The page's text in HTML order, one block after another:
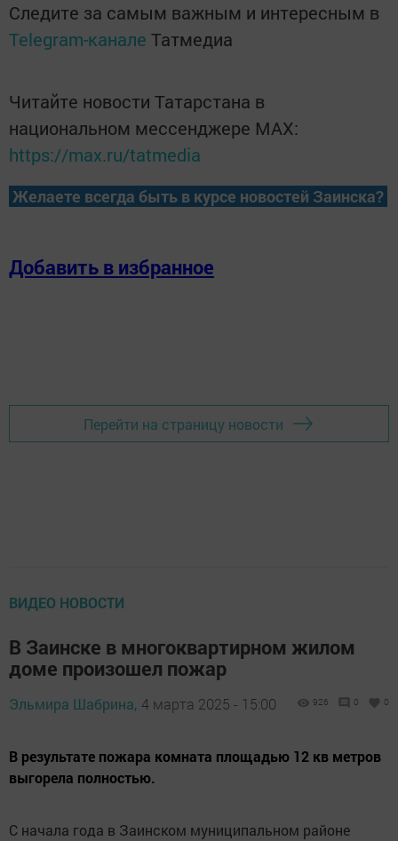
Следите за самым важным и интересным в
Telegram-канале Татмедиа
Читайте новости Татарстана в
национальном мессенджере MАХ:
https://max.ru/tatmedia
Желаете всегда быть в курсе новостей Заинска?
Добавить в избранное
Перейти на страницу новости
ВИДЕО НОВОСТИ
В Заинске в многоквартирном жилом
доме произошел пожар
Эльмира Шабрина, 4 марта 2025 - 15:00 926 0 0
В результате пожара комната площадью 12 кв метров
выгорела полностью.
С начала года в Заинском муниципальном районе